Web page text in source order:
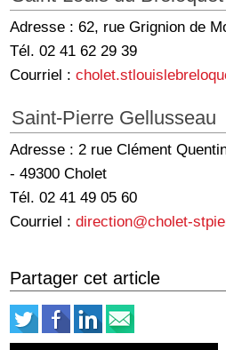
Adresse : 62, rue Grignion de
Tél. 02 41 62 29 39
Courriel :
Saint-Pierre Gellusseau
Adresse : 2 rue Clément
- 49300 Cholet
Tél. 02 41 49 05 60
Courriel :direction@cholet-
Partager cet article